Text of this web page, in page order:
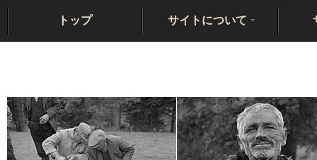
トップ サイトについて